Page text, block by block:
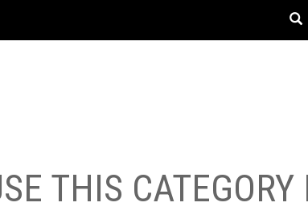
THIS CATEGORY